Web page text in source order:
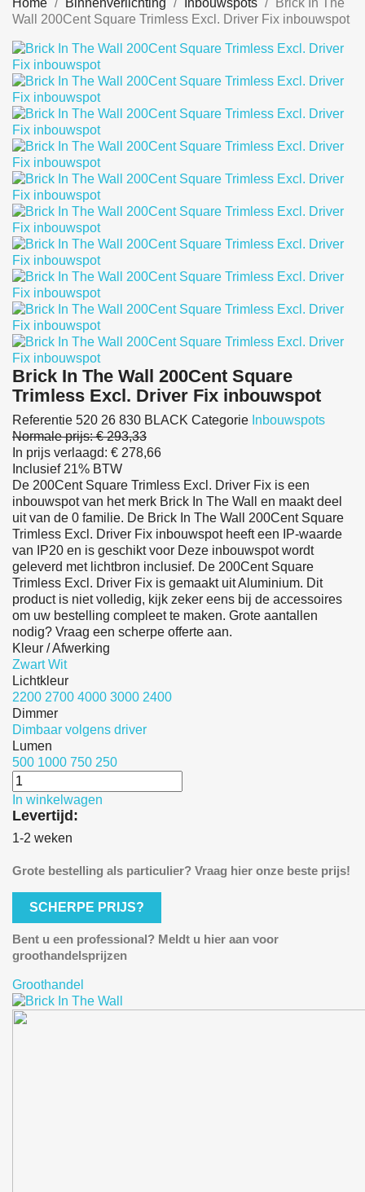
Wall 200Cent Square Trimless Excl. Driver Fix inbouwspot
Brick In The Wall 200Cent Square
Trimless Excl. Driver Fix inbouwspot
Referentie 520 26 830 BLACK Categorie Inbouwspots
Normale prijs:€ 293,33
In prijs verlaagd: € 278,66
Inclusief 21% BTW
De 200Cent Square Trimless Excl. Driver Fix is een
inbouwspot van het merk Brick In The Wall en maakt deel
uit van de 0 familie. De Brick In The Wall 200Cent Square
Trimless Excl. Driver Fix inbouwspot heeft een IP-waarde
van IP20 en is geschikt voor Deze inbouwspot wordt
geleverd met lichtbron inclusief. De 200Cent Square
Trimless Excl. Driver Fix is gemaakt uit Aluminium. Dit
product is niet volledig, kijk zeker eens bij de accessoires
om uw bestelling compleet te maken. Grote aantallen
nodig? Vraag een scherpe offerte aan.
Kleur / Afwerking
Zwart Wit
Lichtkleur
2200 2700 4000 3000 2400
Dimmer
Dimbaar volgens driver
Lumen
500 1000 750 250
In winkelwagen
Levertijd:
1-2 weken
Grote bestelling als particulier? Vraag hier onze beste prijs!
SCHERPE PRIJS?
Bent u een professional? Meldt u hier aan voor
groothandelsprijzen
Groothandel